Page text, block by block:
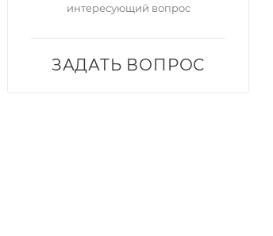
интересующий вопрос
ЗАДАТЬ ВОПРОС